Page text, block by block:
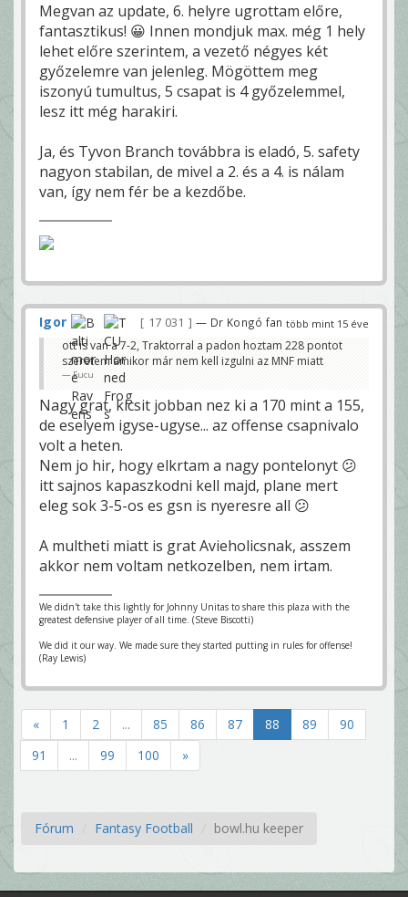
Megvan az update, 6. helyre ugrottam előre,
fantasztikus! 😀 Innen mondjuk max. még 1 hely
lehet előre szerintem, a vezető négyes két
győzelemre van jelenleg. Mögöttem meg
iszonyú tumultus, 5 csapat is 4 győzelemmel,
lesz itt még harakiri.
Ja, és Tyvon Branch továbbra is eladó, 5. safety
nagyon stabilan, de mivel a 2. és a 4. is nálam
van, így nem fér be a kezdőbe.
több mint 15 éve
Igor 17 031 — Dr Kongó fan
ott is van a 7-2, Traktorral a padon hoztam 228 pontot
szeretem amikor már nem kell izgulni az MNF miatt
Fucu
Nagy grat, kicsit jobban nez ki a 170 mint a 155,
de eselyem igyse-ugyse... az offense csapnivalo
volt a heten.
Nem jo hir, hogy elkrtam a nagy pontelonyt 😕
itt sajnos kapaszkodni kell majd, plane mert
eleg sok 3-5-os es gsn is nyeresre all 😕
A multheti miatt is grat Avieholicsnak, asszem
akkor nem voltam netkozelben, nem irtam.
We didn't take this lightly for Johnny Unitas to share this plaza with the
greatest defensive player of all time. (Steve Biscotti)
We did it our way. We made sure they started putting in rules for offense!
(Ray Lewis)
« 1 2 ... 85 86 87 88 89
90
91
... 99 100 »
Fórum Fantasy Football bowl.hu keeper